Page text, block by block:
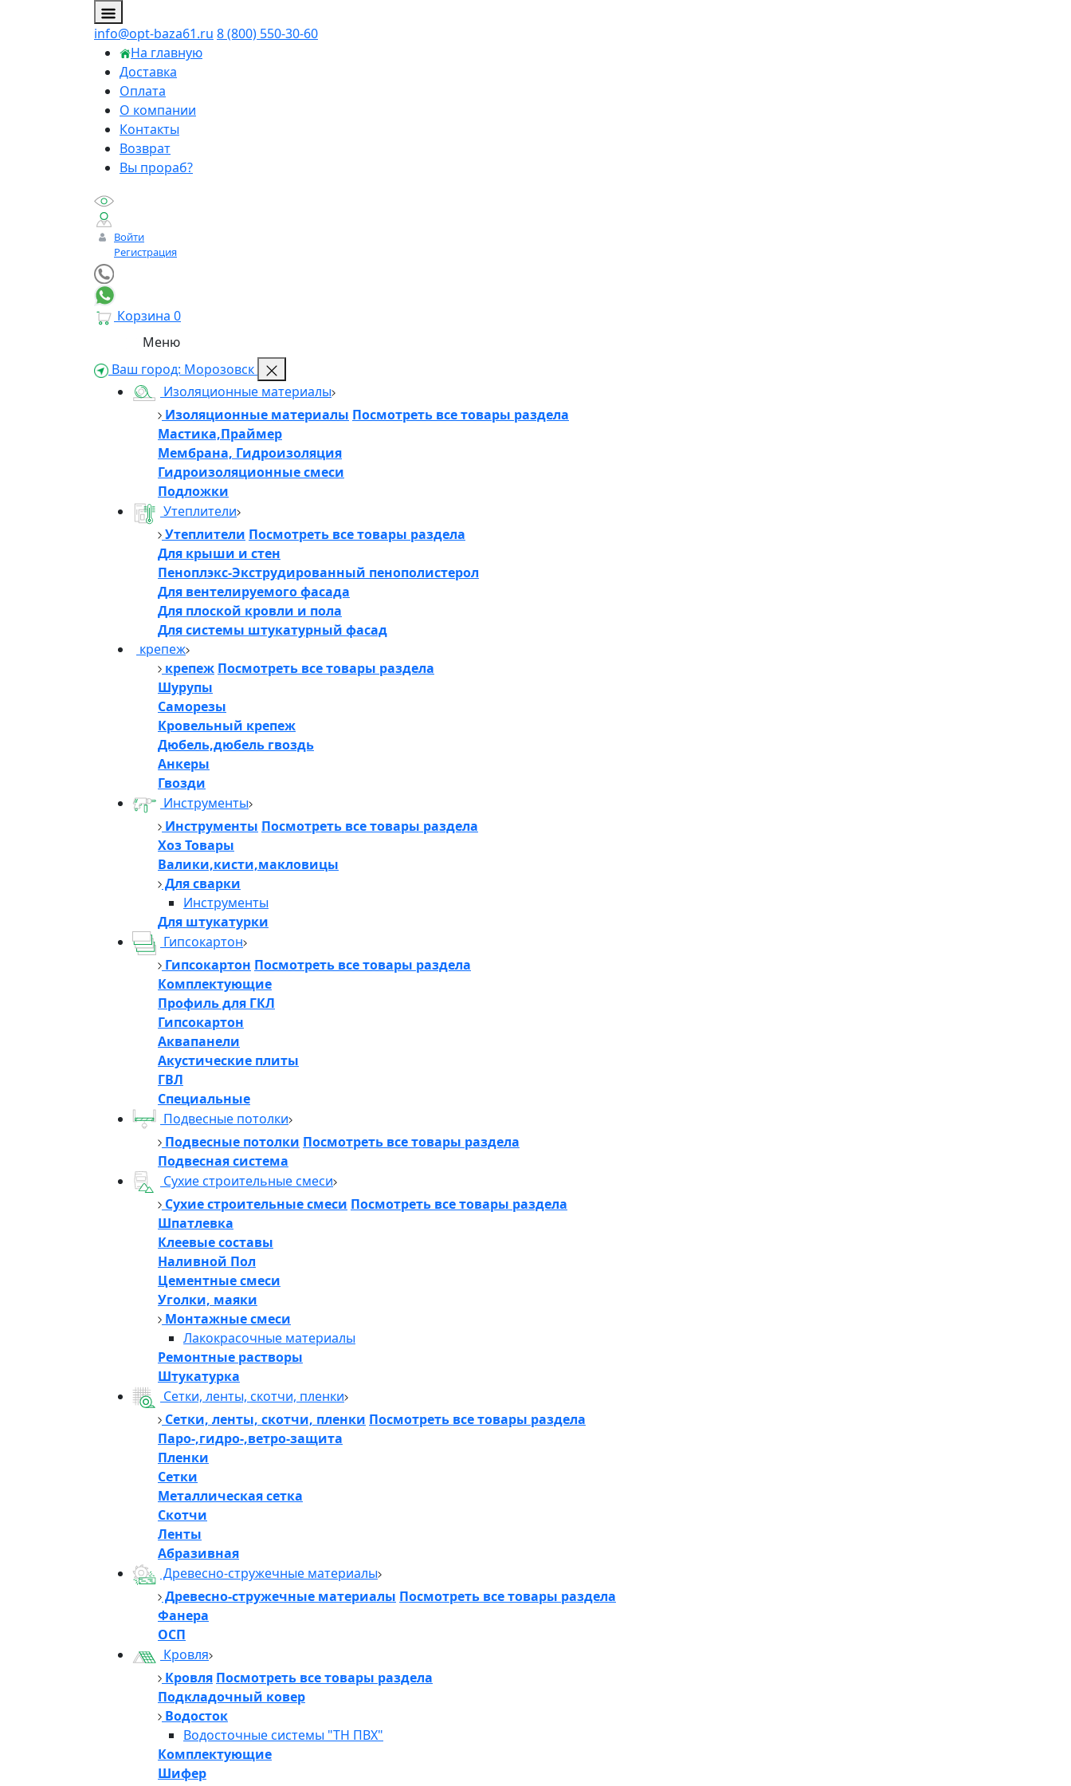
info@opt-baza61.ru 8 (800) 550-30-60
На главную
Доставка
Оплата
О компании
Контакты
Возврат
Вы прораб?
Войти
Регистрация
Корзина 0
Меню
Ваш город: Морозовск
Изоляционные материалы
Изоляционные материалы Посмотреть все товары раздела
Мастика,Праймер
Мембрана, Гидроизоляция
Гидроизоляционные смеси
Подложки
Утеплители
Утеплители Посмотреть все товары раздела
Для крыши и стен
Пеноплэкс-Экструдированный пенополистерол
Для вентелируемого фасада
Для плоской кровли и пола
Для системы штукатурный фасад
крепеж
крепеж Посмотреть все товары раздела
Шурупы
Саморезы
Кровельный крепеж
Дюбель,дюбель гвоздь
Анкеры
Гвозди
Инструменты
Инструменты Посмотреть все товары раздела
Хоз Товары
Валики,кисти,макловицы
Для сварки
Инструменты
Для штукатурки
Гипсокартон
Гипсокартон Посмотреть все товары раздела
Комплектующие
Профиль для ГКЛ
Гипсокартон
Аквапанели
Акустические плиты
ГВЛ
Специальные
Подвесные потолки
Подвесные потолки Посмотреть все товары раздела
Подвесная система
Сухие строительные смеси
Сухие строительные смеси Посмотреть все товары раздела
Шпатлевка
Клеевые составы
Наливной Пол
Цементные смеси
Уголки, маяки
Монтажные смеси
Лакокрасочные материалы
Ремонтные растворы
Штукатурка
Сетки, ленты, скотчи, пленки
Сетки, ленты, скотчи, пленки Посмотреть все товары раздела
Паро-,гидро-,ветро-защита
Пленки
Сетки
Металлическая сетка
Скотчи
Ленты
Абразивная
Древесно-стружечные материалы
Древесно-стружечные материалы Посмотреть все товары раздела
Фанера
ОСП
Кровля
Кровля Посмотреть все товары раздела
Подкладочный ковер
Водосток
Водосточные системы "ТН ПВХ"
Комплектующие
Шифер